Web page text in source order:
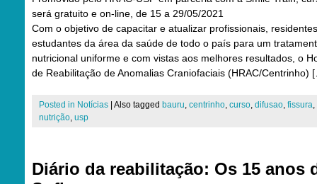
será gratuito e on-line, de 15 a 29/05/2021
Com o objetivo de capacitar e atualizar profissionais,
estudantes da área da saúde de todo o país para um
nutricional uniforme e com vistas aos melhores resultados, o
de Reabilitação de Anomalias Craniofaciais (HRAC/Centrinho)
Posted in Notícias Also tagged bauru, centrinho, curso, difusao, fissura,
nutrição, usp
Diário da reabilitação: Os 15 anos